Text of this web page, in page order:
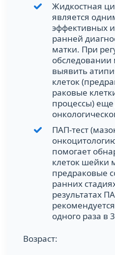
Жидкостная
является
эффективных
ранней
матки. При
обследовании
выявить
клеток
раковые
процессы) еще
ПАП-тест
помогает
клеток шейки
предраковые
ранних
результатах
одного раза в
Возраст: